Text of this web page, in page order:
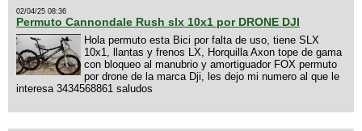
02/04/25 08:36
Permuto Cannondale Rush slx 10x1 por DRONE DJI
Hola permuto esta Bici por falta de uso, tiene SLX
10x1, llantas y frenos LX, Horquilla Axon tope de gama
con bloqueo al manubrio y amortiguador FOX permuto
por drone de la marca Dji, les dejo mi numero al que le
interesa 3434568861 saludos